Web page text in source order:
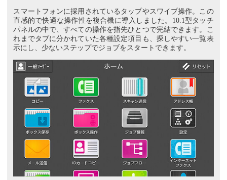
スマートフォンに採用されているタップやスワイプ操作。この
直感的で快適な操作性を複合機に導入しました。10.1型タッチ
パネルの中で、すべての操作を指先ひとつで完結できます。こ
れまでタブに分かれていた各種設定項目も、探しやすい一覧表
示にし、少ないステップでジョブをスタートできます。